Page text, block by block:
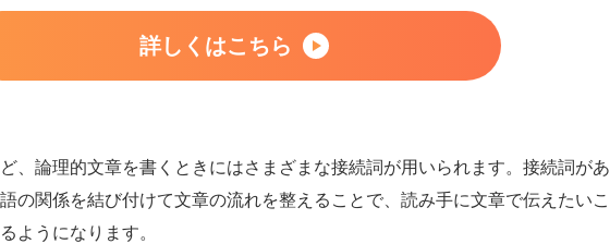
詳しくはこちら
、論理的文章を書くときにはさまざまな接続詞が用いられます。接続詞があ
の関係を結び付けて文章の流れを整えることで、読み手に文章で伝えたいこ
ようになります。